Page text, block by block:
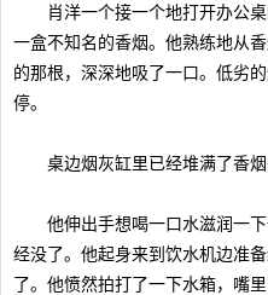
肖洋一个接一个地打开办公桌
一盒不知名的香烟。他熟练地从
的那根，深深地吸了一口。低劣
停。
桌边烟灰缸里已经堆满了香烟
他伸出手想喝一口水滋润一下
经没了。他起身来到饮水机边准
了。他愤然拍打了一下水箱，嘴